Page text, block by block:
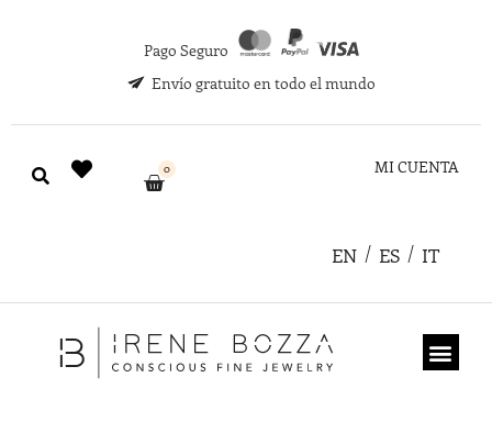
Pago Seguro
Envío gratuito en todo el mundo
0 MI CUENTA
EN ES IT